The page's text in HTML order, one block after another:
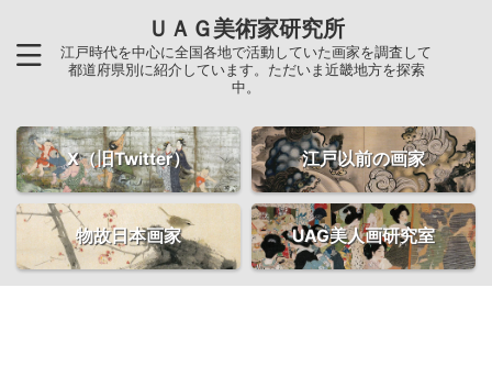
ＵＡＧ美術家研究所
江戸時代を中心に全国各地で活動していた画家を調査して
都道府県別に紹介しています。ただいま近畿地方を探索
中。
X（旧Twitter） 江戸以前の画家
物故日本画家 UAG美人画研究室